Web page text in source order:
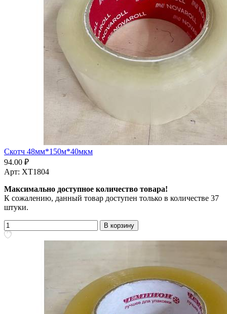
Скотч 48мм*150м*40мкм
94.00 ₽
Арт: XT1804
Максимально доступное количество товара!
К сожалению, данный товар доступен только в количестве 37
штуки.
В корзину